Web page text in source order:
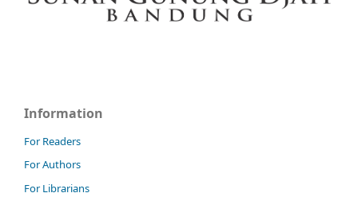
Information
For Readers
For Authors
For Librarians